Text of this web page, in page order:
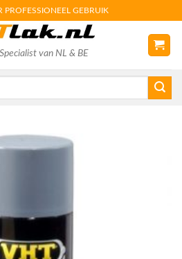
PROFESSIONEEL GEBRUIK
van NL & BE